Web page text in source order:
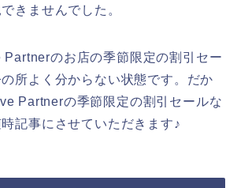
きませんでした。
のお店の季節限定の割引セー
所よく分からない状態です。だか
Partnerの季節限定の割引セールな
記事にさせていただきます♪